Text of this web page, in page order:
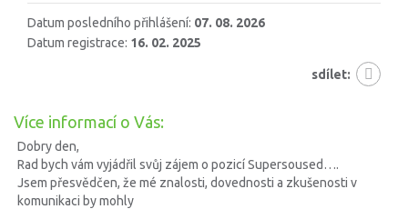
Datum posledního přihlášení: 07. 08. 2026
Datum registrace: 16. 02. 2025
sdílet:
Více informací o Vás:
Dobry den,
Rad bych vám vyjádřil svůj zájem o pozicí Supersoused….
Jsem přesvědčen, že mé znalosti, dovednosti a zkušenosti v
komunikaci by mohly